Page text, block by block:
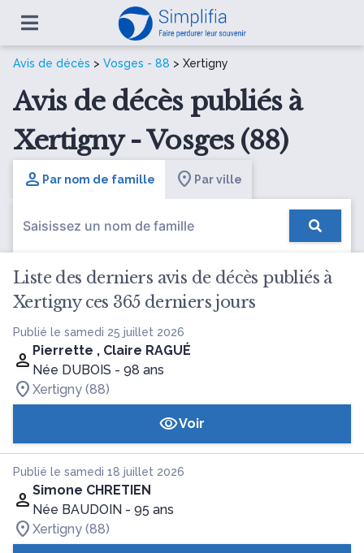
Avis de décès > Vosges - 88 > Xertigny
Avis de décès publiés à
Xertigny - Vosges (88)
Par nom de famille Par ville
Liste des derniers avis de décès publiés à
Xertigny ces 365 derniers jours
Publié le samedi 25 juillet 2026
Pierrette , Claire RAGUÉ
Née DUBOIS - 98 ans
Xertigny (88)
Voir
Publié le samedi 18 juillet 2026
Simone CHRETIEN
Née BAUDOIN - 95 ans
Xertigny (88)